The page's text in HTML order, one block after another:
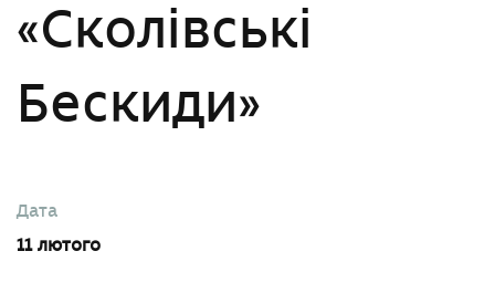
«Сколівські
Бескиди»
Дата
11 лютого